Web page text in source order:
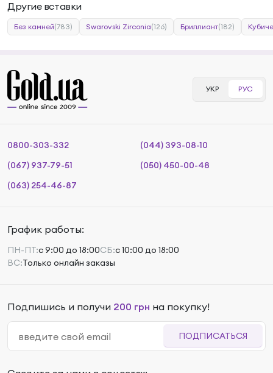
Другие вставки
Без камней(783) Swarovski Zirconia(126) Бриллиант(182)
УКР РУС
0800-303-332
(044) 393-08-10
(067) 937-79-51
(050) 450-00-48
(063) 254-46-87
График работы:
ПН-ПТ:с 9:00 до 18:00СБ:с 10:00 до 18:00
ВС:Только онлайн заказы
Подпишись и получи 200 грн на покупку!
ПОДПИСАТЬСЯ